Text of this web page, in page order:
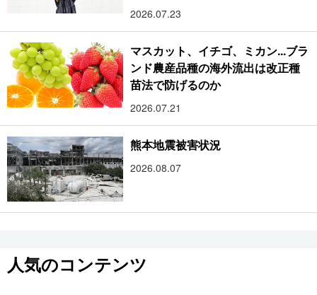
2026.07.23
マスカット、イチゴ、ミカン...ブラ
ンド農産品種の海外流出は改正種
苗法で防げるのか
2026.07.21
熊本地震被害状況
2026.08.07
人気のコンテンツ